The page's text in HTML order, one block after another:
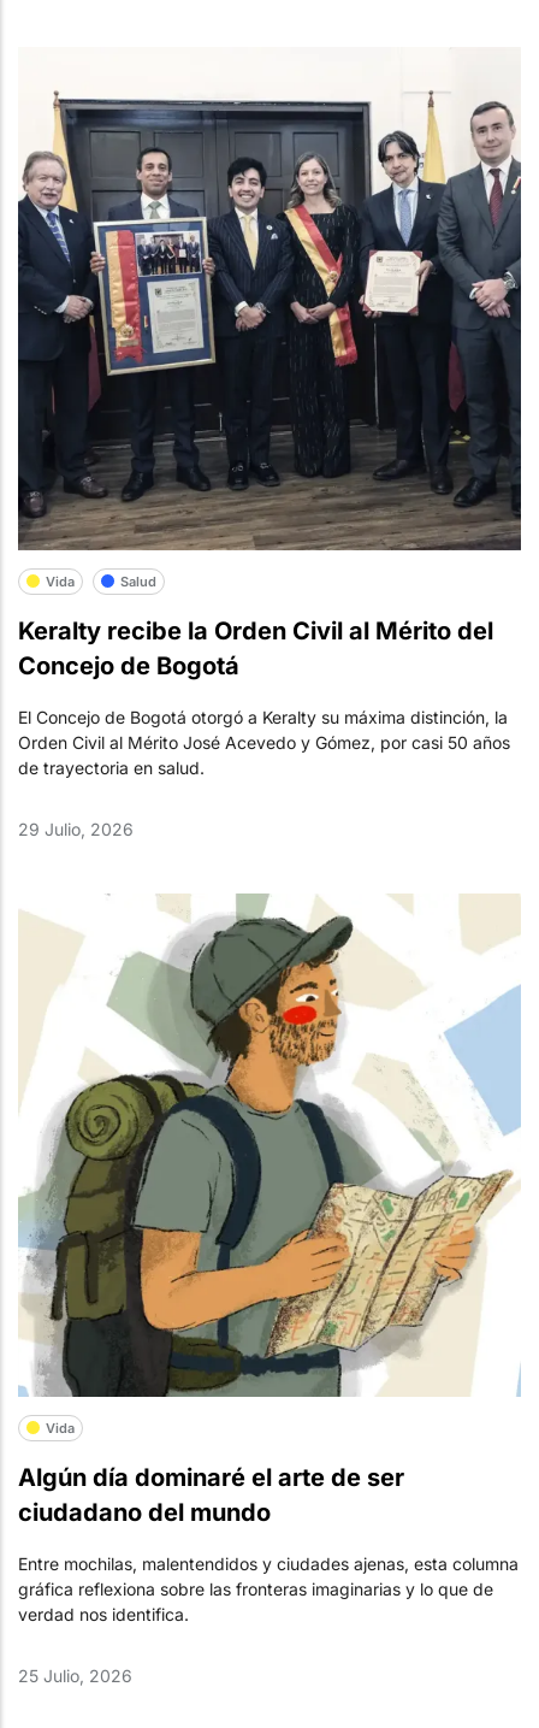
Vida Salud
Keralty recibe la Orden Civil al Mérito del
Concejo de Bogotá
El Concejo de Bogotá otorgó a Keralty su máxima distinción, la
Orden Civil al Mérito José Acevedo y Gómez, por casi 50 años
de trayectoria en salud.
29 Julio, 2026
Vida
Algún día dominaré el arte de ser
ciudadano del mundo
Entre mochilas, malentendidos y ciudades ajenas, esta columna
gráfica reflexiona sobre las fronteras imaginarias y lo que de
verdad nos identifica.
25 Julio, 2026